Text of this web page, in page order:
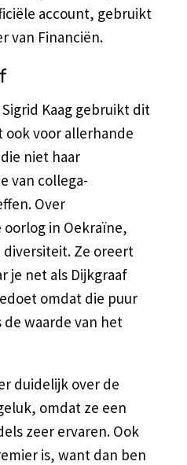
account, gebruikt
van Financiën.
Kaag gebruikt dit
ook voor allerhande
niet haar
van collega-
Over
in Oekraïne,
Ze oreert
je net als Dijkgraaf
omdat die puur
waarde van het
duidelijk over de
omdat ze een
zeer ervaren. Ook
is, want dan ben